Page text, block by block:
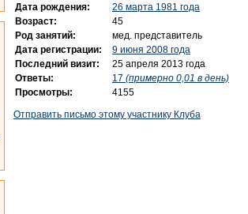
Дата рождения:
26 марта 1981 года
Возраст:
45
Род занятий:
мед. представитель
Дата регистрации:
9 июня 2008 года
Последний визит:
25 апреля 2013 года
Ответы:
17 (примерно 0,01 в день)
Просмотры:
4155
Отправить письмо этому участнику Клуба